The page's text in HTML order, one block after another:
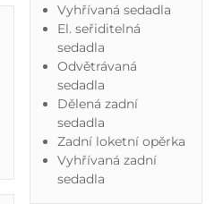
Vyhřívaná sedadla
El. seřiditelná
sedadla
Odvětrávaná
sedadla
Dělená zadní
sedadla
Zadní loketní opěrka
Vyhřívaná zadní
sedadla